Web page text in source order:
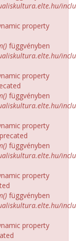
property
függvényben
property
függvényben
property
függvényben
property
függvényben
property